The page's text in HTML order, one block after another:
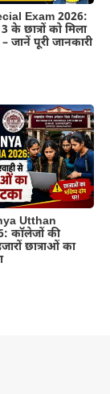
Exam 2026:
के छात्रों को मिला
जानें पूरी जानकारी
Utthan
कॉलेजों की
छात्राओं का